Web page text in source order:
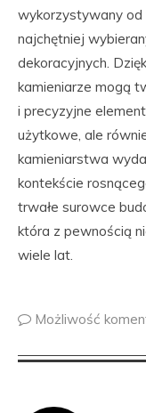
wykorzystywany
najchętniej
dekoracyjnych.
kamieniarze mogą
i precyzyjne
użytkowe, ale
kamieniarstwa
kontekście
trwałe surowce
która z pewnością
wiele lat.
Możliwość